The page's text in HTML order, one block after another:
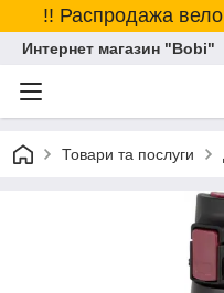
!! Распродажа
Интернет магазин "Bobi"
Товари та послуги